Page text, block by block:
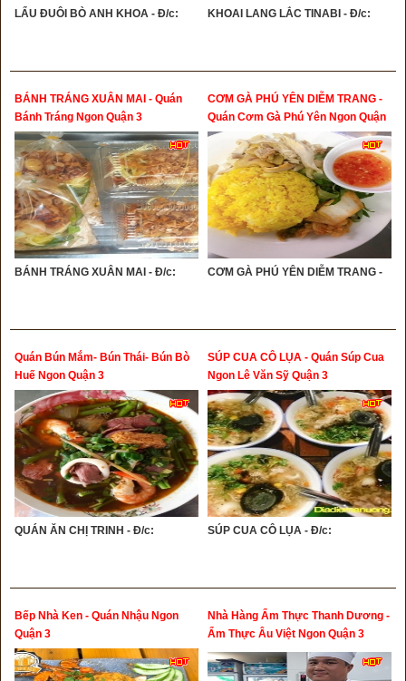
LẨU ĐUÔI BÒ ANH KHOA - Đ/c: KHOAI LANG LẮC TINABI - Đ/c:
BÁNH TRÁNG XUÂN MAI - Quán
Bánh Tráng Ngon Quận 3
BÁNH TRÁNG XUÂN MAI - Đ/c:
CƠM GÀ PHÚ YÊN DIỄM TRANG -
Quán Cơm Gà Phú Yên Ngon Quận
3
CƠM GÀ PHÚ YÊN DIỄM TRANG -
Quán Bún Mắm- Bún Thái- Bún Bò
Huế Ngon Quận 3
QUÁN ĂN CHỊ TRINH - Đ/c:
SÚP CUA CÔ LỤA - Quán Súp Cua
Ngon Lê Văn Sỹ Quận 3
SÚP CUA CÔ LỤA - Đ/c:
Bếp Nhà Ken - Quán Nhậu Ngon
Quận 3
Nhà Hàng Ẩm Thực Thanh Dương -
Ẩm Thực Âu Việt Ngon Quận 3